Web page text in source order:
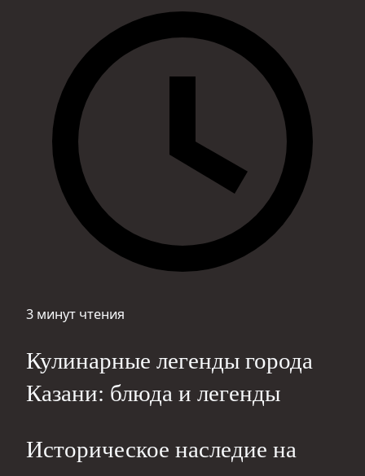
3 минут чтения
Кулинарные легенды города
Казани: блюда и легенды
Историческое наследие на